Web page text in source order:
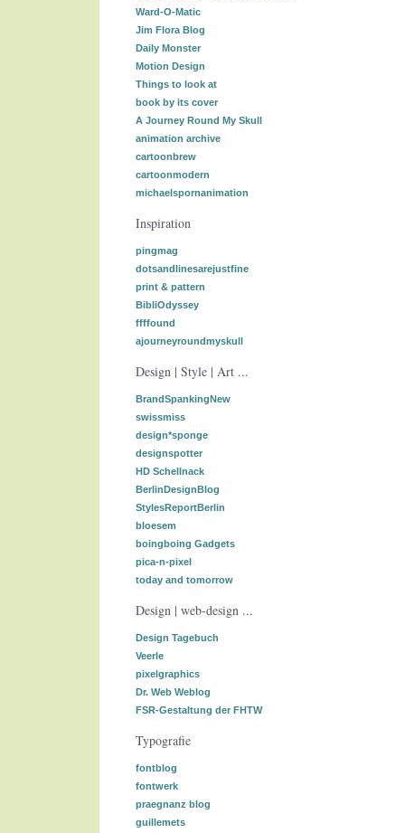
Ward-O-Matic
Jim Flora Blog
Daily Monster
Motion Design
Things to look at
book by its cover
A Journey Round My Skull
animation archive
cartoonbrew
cartoonmodern
michaelspornanimation
Inspiration
pingmag
dotsandlinesarejustfine
print & pattern
BibliOdyssey
ffffound
ajourneyroundmyskull
Design | Style | Art ...
BrandSpankingNew
swissmiss
design*sponge
designspotter
HD Schellnack
BerlinDesignBlog
StylesReportBerlin
bloesem
boingboing Gadgets
pica-n-pixel
today and tomorrow
Design | web-design ...
Design Tagebuch
Veerle
pixelgraphics
Dr. Web Weblog
FSR-Gestaltung der FHTW
Typografie
fontblog
fontwerk
praegnanz blog
guillemets